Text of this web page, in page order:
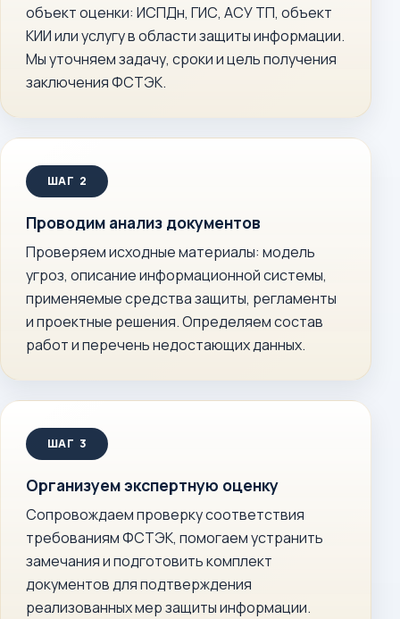
объект оценки: ИСПДн, ГИС, АСУ ТП, объект
КИИ или услугу в области защиты информации.
Мы уточняем задачу, сроки и цель получения
заключения ФСТЭК.
Проводим анализ документов
Проверяем исходные материалы: модель
угроз, описание информационной системы,
применяемые средства защиты, регламенты
и проектные решения. Определяем состав
работ и перечень недостающих данных.
Организуем экспертную оценку
Сопровождаем проверку соответствия
требованиям ФСТЭК, помогаем устранить
замечания и подготовить комплект
документов для подтверждения
реализованных мер защиты информации.